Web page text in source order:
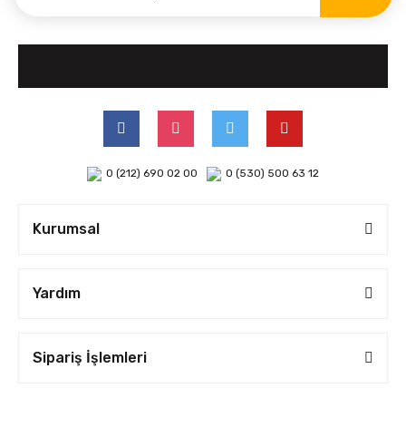
0 (212) 690 02 00 0 (530) 500 63 12
Kurumsal
Yardım
Sipariş İşlemleri